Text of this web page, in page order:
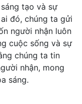
tạo và sự
đó, chúng ta gửi
người nhận luôn
cuộc sống và sự
chúng ta tin
nhận, mong
sáng.